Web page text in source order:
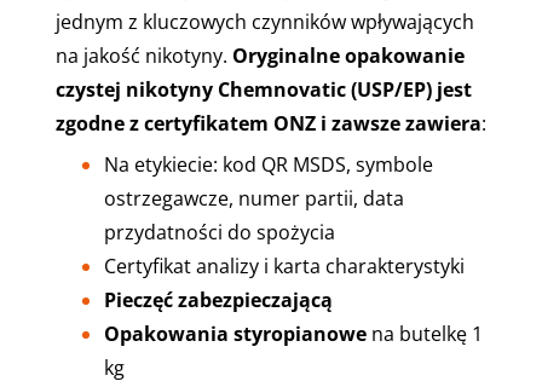
jednym z kluczowych czynników wpływających
na jakość nikotyny. Oryginalne opakowanie
czystej nikotyny Chemnovatic(USP/EP) jest
zgodne z certyfikatem ONZ i zawsze zawiera:
Na etykiecie: kod QR MSDS, symbole
ostrzegawcze, numer partii, data
przydatności do spożycia
Certyfikat analizy i karta charakterystyki
Pieczęć zabezpieczającą
Opakowania styropianowena butelkę 1
kg